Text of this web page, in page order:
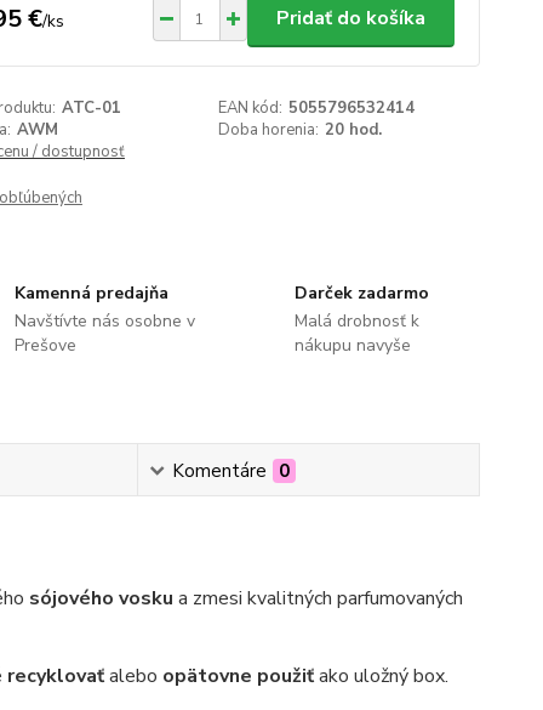
€/ks Pridať do košíka
ATC-01 EAN kód: 5055796532414
AWM Doba horenia: 20 hod.
/ dostupnosť
Kamenná predajňa
Navštívte nás osobne v
Prešove
Darček zadarmo
Malá drobnosť k
nákupu navyše
Komentáre 0
sójového vosku a zmesi kvalitných parfumovaných
recyklovaťalebo opätovne použiťako uložný box.